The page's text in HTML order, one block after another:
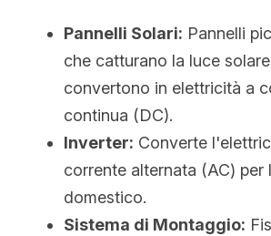
Indonesiano
Inglese
Turco
Pannelli Solari: Pannelli
che catturano la luce
convertono in elettricità a
continua (DC).
Inverter: Converte
corrente alternata (AC) per
domestico.
Sistema di Montaggio: